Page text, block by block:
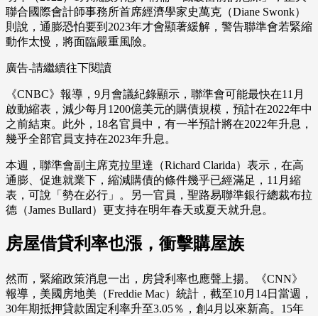
聯合國際會計師事務所首席經濟學家史萬克（Diane Swonk）
則說，通膨恐怕要到2023年才會顯著緩解，警告聯準會若緊縮
動作太慢，將面臨嚴重風險。
廣告-請繼續往下閱讀
《CNBC》報導，9月會議紀錄顯示，聯準會可能最快在11月
啟動縮表，減少每月1200億美元的購債規模，預計在2022年中
之前結束。此外，18名官員中，有一半預計將在2022年升息，
幾乎全部官員支持在2023年升息。
本週，聯準會副主席克拉里達（Richard Clarida）表示，在高
通膨、促進就業下，縮減購債的條件幾乎已經滿足，11月縮
表，可說「勢在必行」。另一官員，聖路易聯準銀行總裁布拉
德（James Bullard）更支持在明年春天或夏天就升息。
房屋借貸利率也漲，衝擊購屋族
然而，緊縮政策消息一出，房貸利率也應聲上揚。《CNN》
報導，美國房地美（Freddie Mac）統計，截至10月14日當週，
30年期抵押貸款固定利率升至3.05％，創4月以來新高。15年